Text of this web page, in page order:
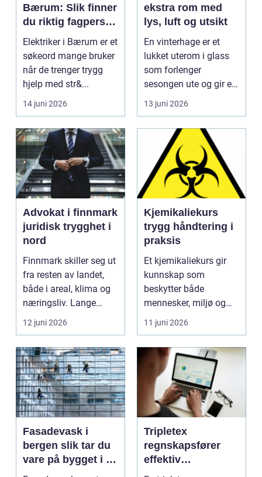
Bærum: Slik finner
du riktig fagperson
til jobben
Elektriker i Bærum er et
søkeord mange bruker
når de trenger trygg
hjelp med str&...
14 juni 2026
ekstra rom med
lys, luft og utsikt
En vinterhage er et
lukket uterom i glass
som forlenger
sesongen ute og gir et
lyst oppholdsrom
inne...
13 juni 2026
Advokat i finnmark
juridisk trygghet i
nord
Finnmark skiller seg ut
fra resten av landet,
både i areal, klima og
næringsliv. Lange
avstander, st...
12 juni 2026
Kjemikaliekurs
trygg håndtering i
praksis
Et kjemikaliekurs gir
kunnskap som
beskytter både
mennesker, miljø og
verdier. Mange
håndterer farli...
11 juni 2026
Fasadevask i
bergen slik tar du
vare på bygget i et
røft klima
Tripletex
regnskapsfører
effektiv
økonomistyring i